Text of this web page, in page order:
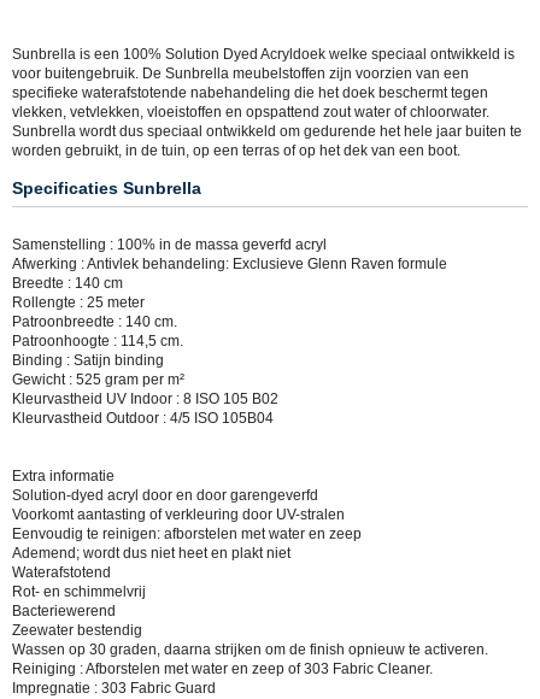
Sunbrella is een 100% Solution Dyed Acryldoek welke speciaal ontwikkeld is
voor buitengebruik. De Sunbrella meubelstoffen zijn voorzien van een
specifieke waterafstotende nabehandeling die het doek beschermt tegen
vlekken, vetvlekken, vloeistoffen en opspattend zout water of chloorwater.
Sunbrella wordt dus speciaal ontwikkeld om gedurende het hele jaar buiten te
worden gebruikt, in de tuin, op een terras of op het dek van een boot.
Specificaties Sunbrella
Samenstelling : 100% in de massa geverfd acryl
Afwerking : Antivlek behandeling: Exclusieve Glenn Raven formule
Breedte : 140 cm
Rollengte : 25 meter
Patroonbreedte : 140 cm.
Patroonhoogte : 114,5 cm.
Binding : Satijn binding
Gewicht : 525 gram per m²
Kleurvastheid UV Indoor : 8 ISO 105 B02
Kleurvastheid Outdoor : 4/5 ISO 105B04
Extra informatie
Solution-dyed acryl door en door garengeverfd
Voorkomt aantasting of verkleuring door UV-stralen
Eenvoudig te reinigen: afborstelen met water en zeep
Ademend; wordt dus niet heet en plakt niet
Waterafstotend
Rot- en schimmelvrij
Bacteriewerend
Zeewater bestendig
Wassen op 30 graden, daarna strijken om de finish opnieuw te activeren.
Reiniging : Afborstelen met water en zeep of 303 Fabric Cleaner.
Impregnatie : 303 Fabric Guard